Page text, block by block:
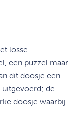
losse
een puzzel maar
dit doosje een
uitgevoerd; de
doosje waarbij